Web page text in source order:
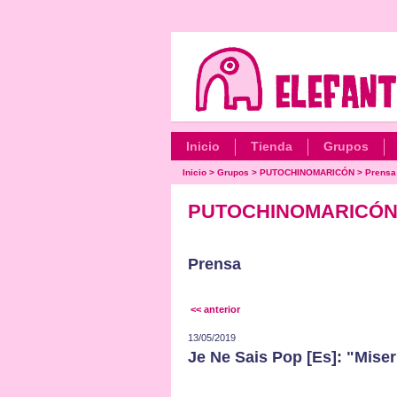
Inicio Tienda Grupos
Inicio> Grupos > PUTOCHINOMARICÓN> Prensa
PUTOCHINOMARICÓN
Prensa
<< anterior
13/05/2019
Je Ne Sais Pop [Es]: